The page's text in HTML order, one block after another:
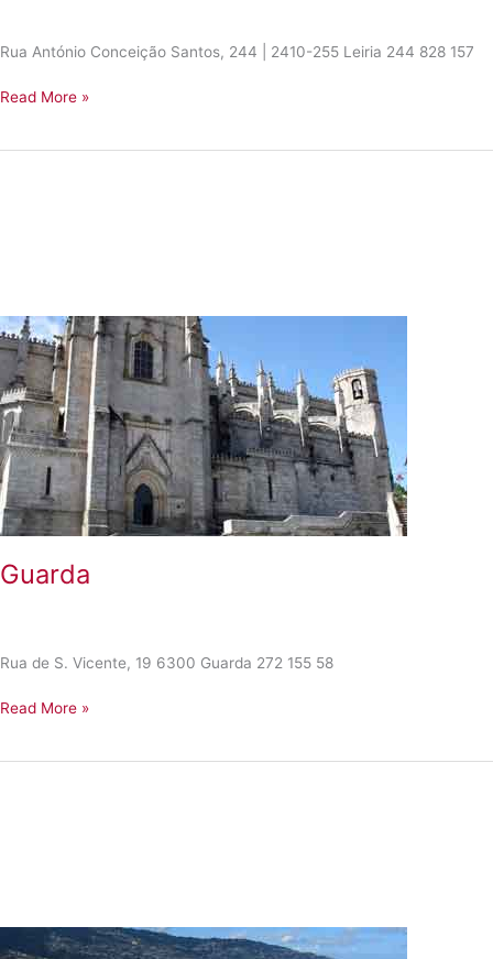
Rua António Conceição Santos, 244 | 2410-255 Leiria 244 828 157
Leiria
Read More »
Guarda
Rua de S. Vicente, 19 6300 Guarda 272 155 58
Guarda
Read More »